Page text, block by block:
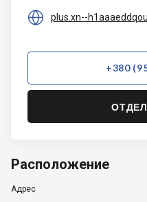
 plus.xn--
+380
Расположение
Адрес